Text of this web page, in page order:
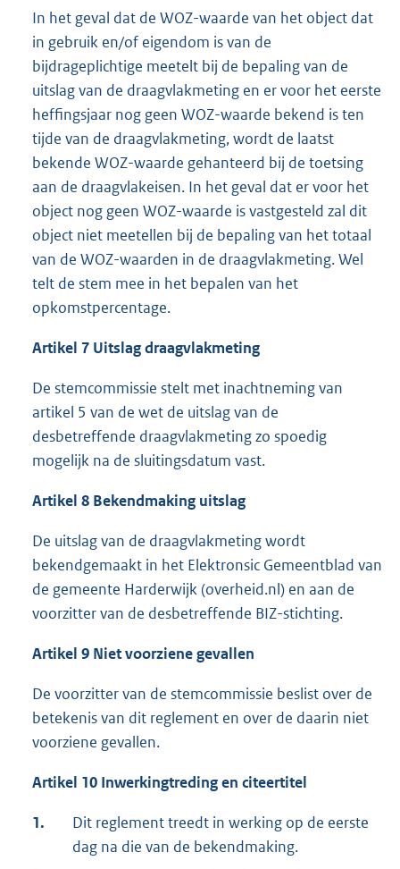
In het geval dat de WOZ-waarde van het object dat
in gebruik en/of eigendom is van de
bijdrageplichtige meetelt bij de bepaling van de
uitslag van de draagvlakmeting en er voor het eerste
heffingsjaar nog geen WOZ-waarde bekend is ten
tijde van de draagvlakmeting, wordt de laatst
bekende WOZ-waarde gehanteerd bij de toetsing
aan de draagvlakeisen. In het geval dat er voor het
object nog geen WOZ-waarde is vastgesteld zal dit
object niet meetellen bij de bepaling van het totaal
van de WOZ-waarden in de draagvlakmeting. Wel
telt de stem mee in het bepalen van het
opkomstpercentage.
Artikel 7 Uitslag draagvlakmeting
De stemcommissie stelt met inachtneming van
artikel 5 van de wet de uitslag van de
desbetreffende draagvlakmeting zo spoedig
mogelijk na de sluitingsdatum vast.
Artikel 8 Bekendmaking uitslag
De uitslag van de draagvlakmeting wordt
bekendgemaakt in het Elektronsic Gemeentblad van
de gemeente Harderwijk (overheid.nl) en aan de
voorzitter van de desbetreffende BIZ-stichting.
Artikel 9 Niet voorziene gevallen
De voorzitter van de stemcommissie beslist over de
betekenis van dit reglement en over de daarin niet
voorziene gevallen.
Artikel 10 Inwerkingtreding en citeertitel
1.
Dit reglement treedt in werking op de eerste
dag na die van de bekendmaking.